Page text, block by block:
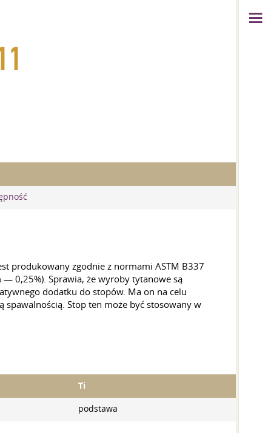
produkowany zgodnie z normami ASTM B337
0,25%). Sprawia, że wyroby tytanowe są
dodatku do stopów. Ma on na celu
Stop ten może być stosowany w
Ti
podstawa